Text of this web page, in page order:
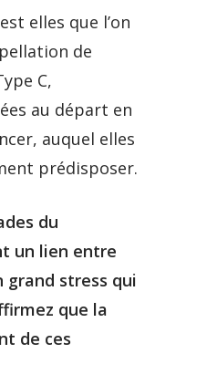
elles que l’on
de
C,
au départ en
auquel elles
prédisposer.
du
un lien entre
grand stress qui
que la
de ces